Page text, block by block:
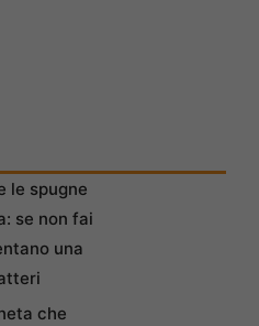
le spugne
se non fai
una
che